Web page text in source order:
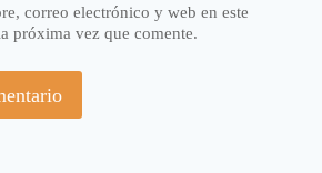
correo electrónico y web en este
próxima vez que comente.